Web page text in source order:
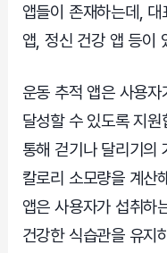
앱들이 존재하는데,
앱, 정신 건강 앱 등이
운동 추적 앱은 사용
달성할 수 있도록 지
통해 걷기나 달리기의
칼로리 소모량을 계산
앱은 사용자가 섭취하
건강한 식습관을 유지